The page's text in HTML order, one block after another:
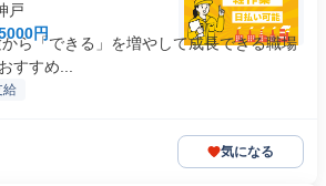
戸
円
ら「できる」を増やして成長できる職場
すすめ...
給
気になる